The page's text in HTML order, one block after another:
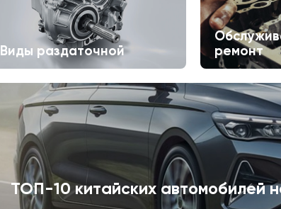
Виды раздаточной
ремонт
ТОП-10 китайских автомобилей